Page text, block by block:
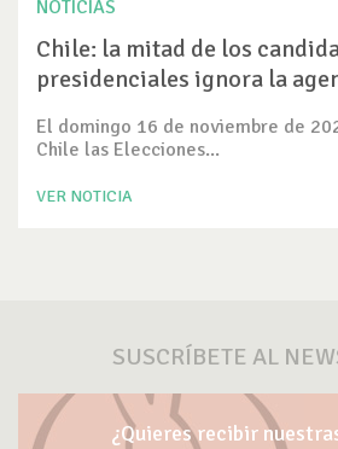
NOTICIAS
Chile: la mitad de los
presidenciales ignora la
El domingo 16 de noviembre de
Chile las Elecciones...
VER NOTICIA
SUSCRÍBETE AL
¿Quieres recibir